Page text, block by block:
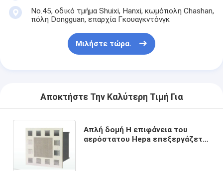
Ημι αυτόματη μηχανή καρφώματος
Φίλτρα Hepa κλιματισμού
Φίλτρο τσαντών αργιλίου
Origami που διπλώνει τη μηχανή
υπερηχητική ράβοντας μηχανή
No.45, οδικό τμήμα Shuixi, Hanxi, κωμόπολη Chashan,
πόλη Dongguan, επαρχία Γκουαγκντόνγκ
Μιλήστε τώρα.
Αποκτήστε Την Καλύτερη Τιμή Για
Απλή δομή Η επιφάνεια του
αερόστατου Hepa επεξεργάζεται